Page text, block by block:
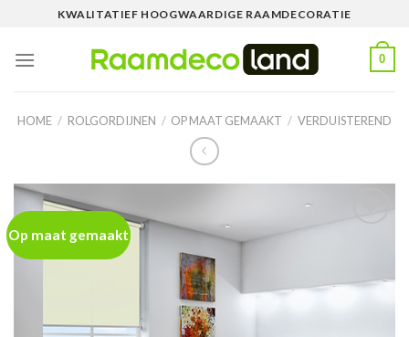
content
KWALITATIEF HOOGWAARDIGE RAAMDECORATIE
0
HOME / ROLGORDIJNEN / OP MAAT GEMAAKT / VERDUISTEREND
Op maat gemaakt